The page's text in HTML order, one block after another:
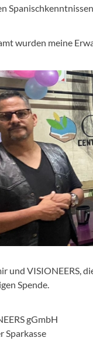
wurden meine
und VISIONEERS,
Spende.
gGmbH
Sparkasse